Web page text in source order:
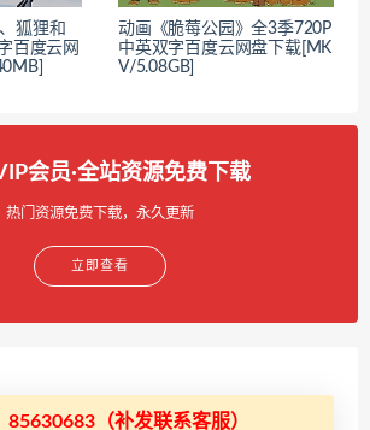
狐狸和
百度云网
动画《脆莓公园》全3季720P
中英双字百度云网盘下载[MK
V/5.08GB]
会员·全站资源免费下载
热门资源免费下载，永久更新
立即查看
85630683（补发联系客服）